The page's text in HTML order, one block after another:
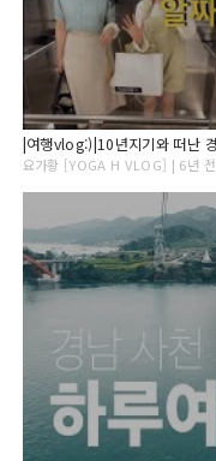
요가황 [YOGA H VLOG] | 6년 전